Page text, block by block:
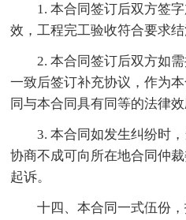
1. 本合同签订后双方签
效，工程完工验收符合要求结
2. 本合同签订后双方如
一致后签订补充协议，作为
同与本合同具有同等的法律效
3. 本合同如发生纠纷时
协商不成可向所在地合同仲
起诉。
十四、本合同一式伍份